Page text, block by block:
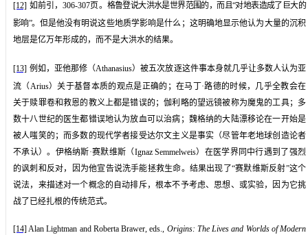
[12] 如前引，306-307页。 格鲁登说大洪水是世界范围的，而且“对地表造成了巨大的
影响”。 但是他没有明说这些地质学影响是什么；这明确地显示他认为大量的沉积
地层是亿万年形成的，而不是大洪水的结果。
[13] 例如，亚他那修（Athanasius）被五次放逐这件事本身就几乎让多数人认为亚
流（Arius）关于基督本质的观点是正确的；在马丁 ·路德的时候，几乎全教会在
关于赎罪卷和救恩的教义上都是错误的；伽利略的望远镜被称为魔鬼的工具；多
数十八世纪的医生都错误地认为放血可以治病；魏格纳的大陆漂移论在一开始是
被人嗤笑的；而多数的现代学者接受达尔文主义是事实（尽管年老地球创造论者
不承认）。伊格纳斯·赛默维斯（Ignaz Semmelweis）在医学界同中行遇到了强烈
的讽刺和反对，因为他宣告说洗手能拯救生命。结果出现了“赛默维斯反射”这个
说法，来描述对一个概念的自动排斥，根本不予考虑、思想、或实验，因为它挑
战了已经扎根的传统范式。
[14] Alan Lightman and Roberta Brawer, eds., Origins: The Lives and Worlds of Modern